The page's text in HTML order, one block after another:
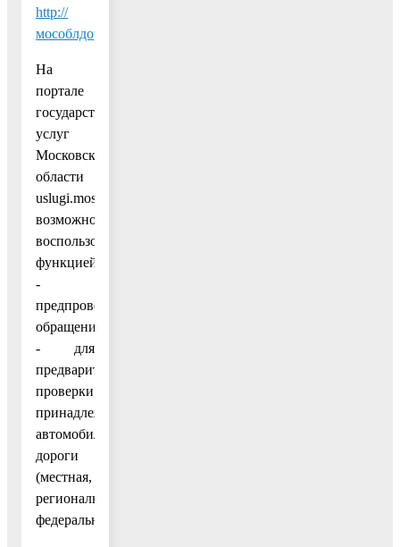
http://
мособлдороги.рф/#/
На
портале
государственных
услуг
Московской
области
uslugi.mosreg.ru
возможно
воспользоваться
функцией
-
предпроверка
обращения
- для
предварительной
проверки
принадлежности
автомобильной
дороги
(местная,
региональная,
федеральная).